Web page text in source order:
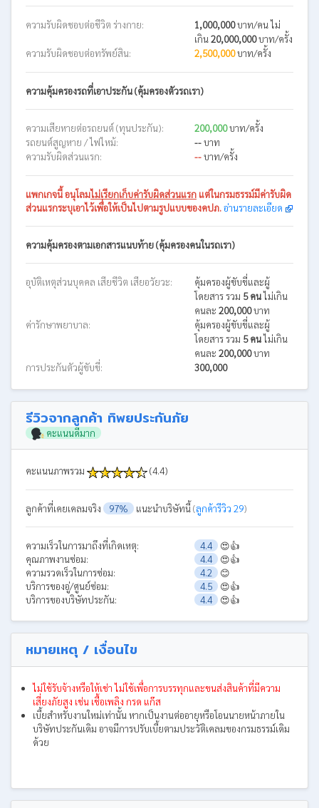
ความรับผิดชอบต่อชีวิต ร่างกาย: 1,000,000บาท/คน ไม่
เกิน20,000,000บาท/ครั้ง
ความรับผิดชอบต่อทรัพย์สิน:
2,500,000บาท/ครั้ง
ความคุ้มครองรถที่เอาประกัน (คุ้มครองตัวรถเรา)
ความเสียหายต่อรถยนต์ (ทุนประกัน): 200,000บาท/ครั้ง
รถยนต์สูญหาย / ไฟไหม้:
--บาท
ความรับผิดส่วนแรก:
--บาท/ครั้ง
แพกเกจนี้อนุโลมไม่เรียกเก็บค่ารับผิดส่วนแรก แต่ในกรมธรรม์มีค่ารับผิด
ส่วนแรกระบุเอาไว้เพื่อให้เป็นไปตามรูปแบบของคปภ.อ่านรายละเอียด
ความคุ้มครองตามเอกสารแนบท้าย (คุ้มครองคนในรถเรา)
อุบัติเหตุส่วนบุคคล เสียชีวิต เสียอวัยวะ:
คุ้มครองผู้ขับขี่และผู้
โดยสาร รวม 5 คนไม่เกิน
คนละ 200,000บาท
ค่ารักษาพยาบาล:
คุ้มครองผู้ขับขี่และผู้
โดยสาร รวม 5 คนไม่เกิน
คนละ 200,000บาท
การประกันตัวผู้ขับขี่:
300,000
รีวิวจากลูกค้า ทิพยประกันภัย
คะแนนดีมาก
คะแนนภาพรวม (4.4)
ลูกค้าที่เคยเคลมจริง 97% แนะนำบริษัทนี้(ลูกค้ารีวิว 29)
ความเร็วในการมาถึงที่เกิดเหตุ: 4.4 😍👍
คุณภาพงานซ่อม:
4.4 😍👍
ความรวดเร็วในการซ่อม:
4.2 😊
บริการของอู่/ศูนย์ซ่อม:
4.5 😍👍
บริการของบริษัทประกัน:
4.4 😍👍
หมายเหตุ / เงื่อนไข
ไม่ใช้รับจ้างหรือให้เช่า ไม่ใช้เพื่อการบรรทุกและขนส่งสินค้าที่มีความ
เสี่ยงภัยสูง เช่น เชื้อเพลิง กรด แก๊ส
เบี้ยสำหรับงานใหม่เท่านั้น หากเป็นงานต่ออายุหรือโอนนายหน้าภายใน
บริษัทประกันเดิม อาจมีการปรับเบี้ยตามประวัติเคลมของกรมธรรม์เดิม
ด้วย